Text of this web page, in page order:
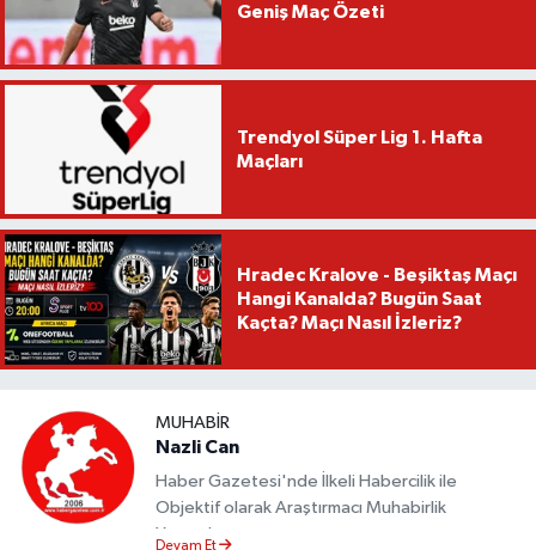
Geniş Maç Özeti
Trendyol Süper Lig 1. Hafta
Maçları
Hradec Kralove - Beşiktaş Maçı
Hangi Kanalda? Bugün Saat
Kaçta? Maçı Nasıl İzleriz?
MUHABIR
Nazli Can
Haber Gazetesi'nde İlkeli Habercilik ile
Objektif olarak Araştırmacı Muhabirlik
Yapmaktayım.
Devam Et